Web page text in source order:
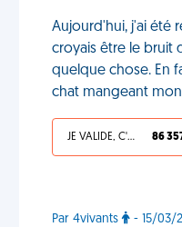
Aujourd'hui, j'ai été
croyais être le bruit
quelque chose. En
chat mangeant
JE VALIDE, C'EST UNE VDM 86
Par 4vivants
- 15/03/